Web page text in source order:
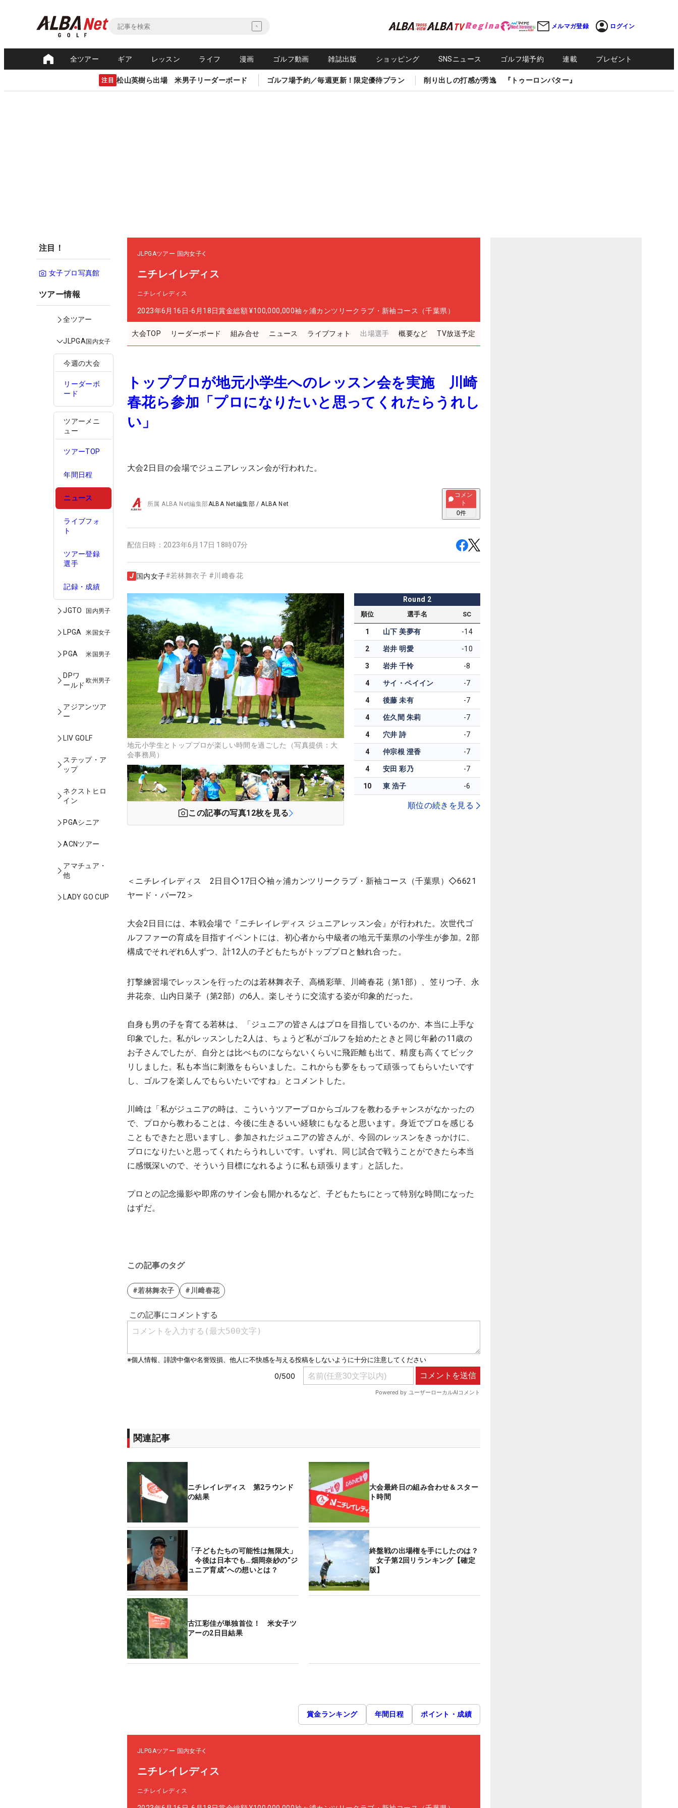
メルマガ登録 ログイン
全ツアー ギア レッスン ライフ 漫画 ゴルフ動画 雑誌出版 ショッピング SNSニュース ゴルフ場予約 連載 プレゼント
注目 松山英樹ら出場 米男子リーダーボード ゴルフ場予約／毎週更新！限定優待プラン 削り出しの打感が秀逸 『トゥーロンパター』
注目！
女子プロ写真館
ツアー情報
全ツアー
JLPGA国内女子
今週の大会
リーダーボ
ード
ツアーメニ
ュー
ツアーTOP
年間日程
ニュース
ライブフォ
ト
ツアー登録
選手
記録・成績
JGTO 国内男子
LPGA 米国女子
PGA 米国男子
DPワ
ールド
欧州男子
アジアンツア
ー
LIV GOLF
ステップ・ア
ップ
ネクストヒロ
イン
PGAシニア
ACNツアー
アマチュア・
他
LADY GO CUP
JLPGAツアー 国内女子
ニチレイレディス
ニチレイレディス
2023年6月16日-6月18日賞金総額 ¥100,000,000袖ヶ浦カンツリークラブ・新袖コース（千葉県）
大会TOP リーダーボード 組み合せ ニュース ライブフォト 出場選手 概要など TV放送予定
トッププロが地元小学生へのレッスン会を実施 川崎
春花ら参加「プロになりたいと思ってくれたらうれし
い」
大会2日目の会場でジュニアレッスン会が行われた。
所属ALBA Net編集部ALBA Net編集部 /ALBA Net
コメン
ト
0件
配信日時： 2023年6月17日 18時07分
国内女子#若林舞衣子 # 川﨑春花
地元小学生とトッププロが楽しい時間を過ごした（写真提供：大
会事務局）
この記事の写真12枚を見る
Round 2
順位 選手名 SC
1 山下 美夢有 -14
2 岩井 明愛 -10
3 岩井 千怜 -8
4 サイ・ペイイン -7
4 後藤 未有 -7
4 佐久間 朱莉 -7
4 穴井 詩 -7
4 仲宗根 澄香 -7
4 安田 彩乃 -7
10 東 浩子 -6
順位の続きを見る
＜ニチレイレディス 2日目◇17日◇袖ヶ浦カンツリークラブ・新袖コース（千葉県）◇6621
ヤード・パー72＞
大会2日目には、本戦会場で『ニチレイレディス ジュニアレッスン会』が行われた。次世代ゴ
ルフファーの育成を目指すイベントには、初心者から中級者の地元千葉県の小学生が参加。2部
構成でそれぞれ6人ずつ、計12人の子どもたちがトッププロと触れ合った。
打撃練習場でレッスンを行ったのは若林舞衣子、高橋彩華、川崎春花（第1部）、笠りつ子、永
井花奈、山内日菜子（第2部）の6人。楽しそうに交流する姿が印象的だった。
自身も男の子を育てる若林は、「ジュニアの皆さんはプロを目指しているのか、本当に上手な
印象でした。私がレッスンした2人は、ちょうど私がゴルフを始めたときと同じ年齢の11歳の
お子さんでしたが、自分とは比べものにならないくらいに飛距離も出て、精度も高くてビック
リしました。私も本当に刺激をもらいました。これからも夢をもって頑張ってもらいたいです
し、ゴルフを楽しんでもらいたいですね」とコメントした。
川崎は「私がジュニアの時は、こういうツアープロからゴルフを教わるチャンスがなかったの
で、プロから教わることは、今後に生きるいい経験にもなると思います。身近でプロを感じる
こともできたと思いますし、参加されたジュニアの皆さんが、今回のレッスンをきっかけに、
プロになりたいと思ってくれたらうれしいです。いずれ、同じ試合で戦うことができたら本当
に感慨深いので、そういう目標になれるように私も頑張ります」と話した。
プロとの記念撮影や即席のサイン会も開かれるなど、子どもたちにとって特別な時間になった
はずだ。
この記事のタグ
#若林舞衣子 #川﨑春花
関連記事
ニチレイレディス 第2ラウンド
の結果
大会最終日の組み合わせ＆スター
ト時間
「子どもたちの可能性は無限大」
今後は日本でも…畑岡奈紗の“ジ
ュニア育成”への想いとは？
終盤戦の出場権を手にしたのは？
女子第2回リランキング【確定
版】
古江彩佳が単独首位！ 米女子ツ
アーの2日目結果
賞金ランキング 年間日程 ポイント・成績
JLPGAツアー 国内女子
ニチレイレディス
ニチレイレディス